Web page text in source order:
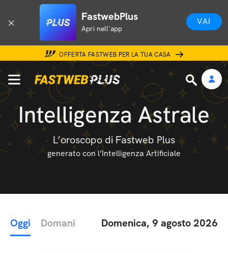
FastwebPlus
Apri nell'app
VAI
OFFERTA FASTWEB PER LA TUA CASA
Intelligenza Astrale
L’oroscopo di Fastweb Plus
generato con l’Intelligenza Artificiale
Oggi Domani Domenica, 9 agosto 2026